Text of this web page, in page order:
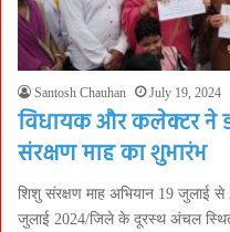
Santosh Chauhan July 19, 2024
विधायक और कलेक्टर ने
संरक्षण माह का शुभारंभ
शिशु संरक्षण माह अभियान 19 जुलाई
जुलाई 2024/जिले के दूरस्थ अंचल